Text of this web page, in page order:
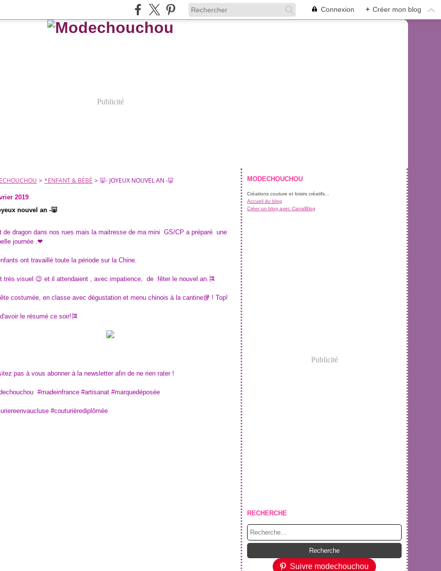
Connexion + Créer mon blog
Publicité
> *ENFANT & BÉBÉ > 🐷- JOYEUX NOUVEL AN -🐷
2019
nouvel an -🐷
de dragon dans nos rues mais la maitresse de ma mini GS/CP a préparé une
journée .❤
ont travaillé toute la période sur la Chine.
très visuel 😉 et il attendaient , avec impatience, de fêter le nouvel an.🎏
costumée, en classe avec dégustation et menu chinois à la cantine🥡 ! Top!
le résumé ce soir!🎏
pas à vous abonner à la newsletter afin de ne rien rater !
#madeinfrance #artisanat #marquedéposée
#couturièrediplômée
MODECHOUCHOU
Créations couture et loisirs créatifs...
Accueil du blog
Créer un blog avec CanalBlog
Publicité
RECHERCHE
Suivre modechouchou